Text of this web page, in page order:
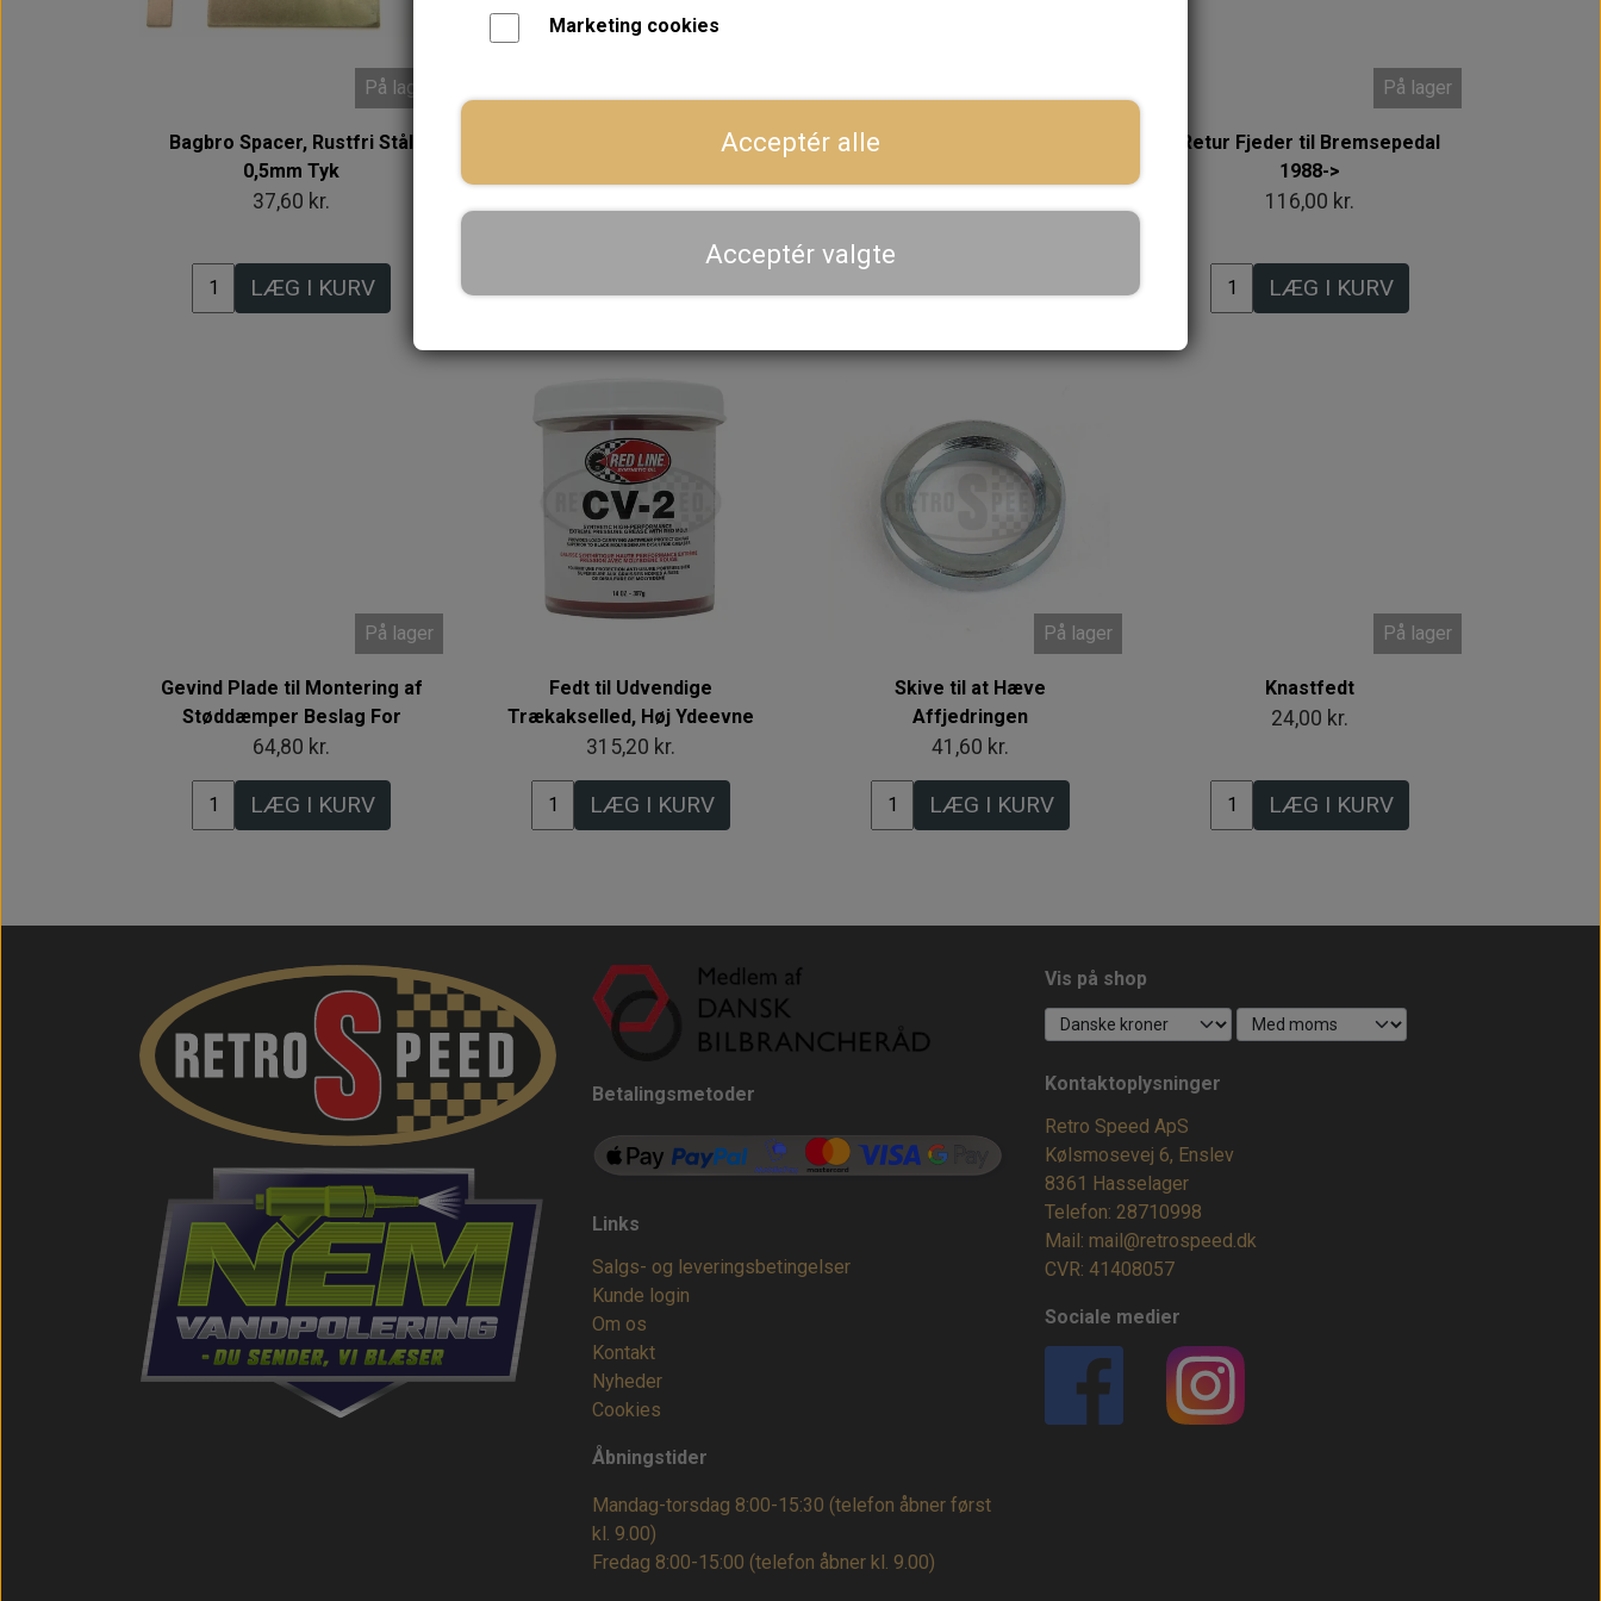
På lager
Bagbro Spacer, Rustfri Stål
0,5mm Tyk
37,60 kr.
LÆG I KURV
Værktøj, Afmontering
Hulrumsbeskyttelse 500 ml -
På lager
Retur Fjeder til Bremsepedal
1988->
116,00 kr.
LÆG I KURV
På lager
Gevind Plade til Montering af
Støddæmper Beslag For
64,80 kr.
LÆG I KURV
Fedt til Udvendige
Trækakselled, Høj Ydeevne
315,20 kr.
LÆG I KURV
På lager
Skive til at Hæve
Affjedringen
41,60 kr.
LÆG I KURV
På lager
Knastfedt
24,00 kr.
LÆG I KURV
Betalingsmetoder
Links
Salgs- og leveringsbetingelser
Kunde login
Om os
Kontakt
Nyheder
Cookies
Åbningstider
Mandag-torsdag 8:00-15:30 (telefon åbner først
kl. 9.00)
Fredag 8:00-15:00 (telefon åbner kl. 9.00)
Vis på shop
Kontaktoplysninger
Retro Speed ApS
Kølsmosevej 6, Enslev
8361 Hasselager
Telefon: 28710998
Mail: mail@retrospeed.dk
CVR: 41408057
Sociale medier
Marketing cookies
Acceptér alle
Acceptér valgte